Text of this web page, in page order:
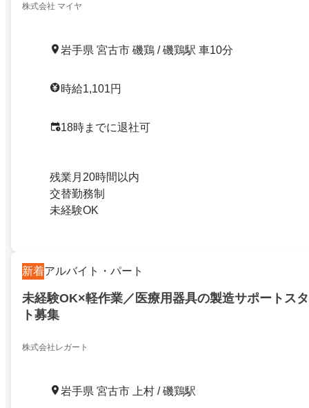
株式会社 マイヤ
岩手県 宮古市 磯鶏 / 磯鶏駅 車10分
時給1,101円
18時までに退社可
残業月20時間以内
交替勤務制
未経験OK
新着アルバイト・パート
未経験OK×軽作業／医療用器具の製造サポートス
ト募集
株式会社レガート
岩手県 宮古市 上村 / 磯鶏駅